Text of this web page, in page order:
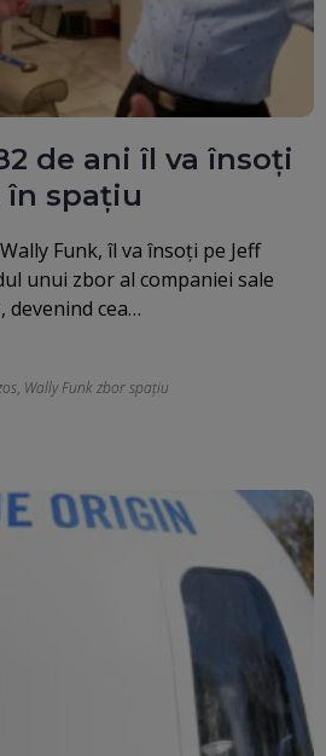
de ani îl va însoți
în spațiu
Funk, îl va însoţi pe Jeff
unui zbor al companiei sale
devenind cea…
, Wally Funk zbor spațiu